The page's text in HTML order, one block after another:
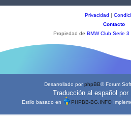
Privacidad |
Contacto
Propiedad de BMW Club Serie
Desarrollado porphpBB® Forum
Traducción al español por
Estilo basado en PHPBB-BG.INFO